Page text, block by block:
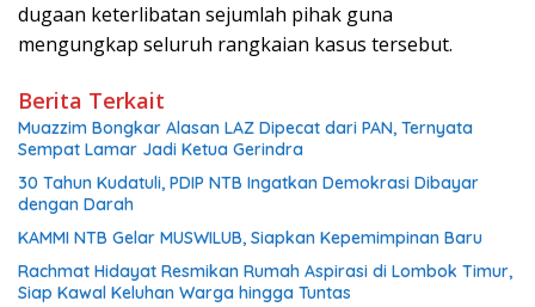
dugaan keterlibatan sejumlah pihak guna
mengungkap seluruh rangkaian kasus tersebut.
Berita Terkait
Muazzim Bongkar Alasan LAZ Dipecat dari PAN, Ternyata
Sempat Lamar Jadi Ketua Gerindra
30 Tahun Kudatuli, PDIP NTB Ingatkan Demokrasi Dibayar
dengan Darah
KAMMI NTB Gelar MUSWILUB, Siapkan Kepemimpinan Baru
Rachmat Hidayat Resmikan Rumah Aspirasi di Lombok Timur,
Siap Kawal Keluhan Warga hingga Tuntas